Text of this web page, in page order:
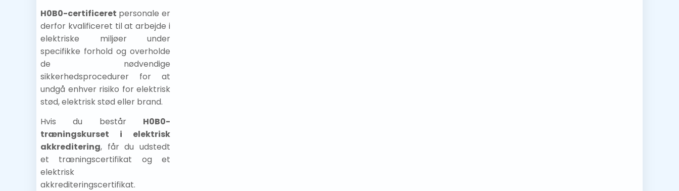
H0B0-certificeret personale er
derfor kvalificeret til at arbejde i
elektriske miljøer under
specifikke forhold og overholde
de nødvendige
sikkerhedsprocedurer for at
undgå enhver risiko for elektrisk
stød, elektrisk stød eller brand.
Hvis du består H0B0-
træningskurset i elektrisk
akkreditering, får du udstedt
et træningscertifikat og et
elektrisk
akkrediteringscertifikat.